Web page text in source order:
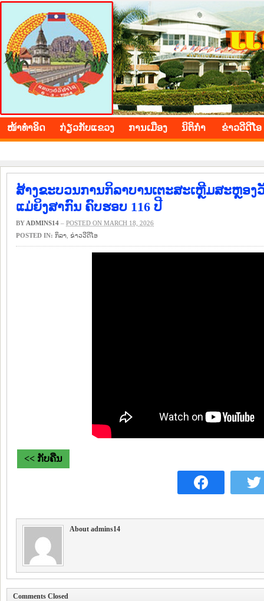
BOLIKHAMXAY PROVINCE
ໜ້າ​ທຳ​ອິດ ​ກ່ຽວ​ກັບ​ແຂວງ ​ການ​ເມືອງ ນິ​ຕິ​ກຳ ຂ່າວ​ວີ​ດີ​ໂອ
ສ້າງຂະບວນການກິລາບານເຕະສະເຫຼີມສະຫຼອ
ແມ່ຍິງສາກົນ ຄົບຮອບ 116 ປີ
BY ADMINS14 – POSTED ON MARCH 18, 2026
POSTED IN: ​ກິ​ລາ ຂ່າວ​ວີ​ດີ​ໂອ
<< ກັບຄືນ
About admins14
Comments Closed